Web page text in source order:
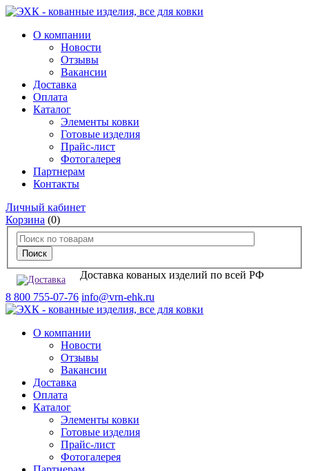
О компании
Новости
Отзывы
Вакансии
Доставка
Оплата
Каталог
Элементы ковки
Готовые изделия
Прайс-лист
Фотогалерея
Партнерам
Контакты
Личный кабинет
Корзина (0)
Доставка кованых изделий по всей РФ
8 800 755-07-76 info@vrn-ehk.ru
О компании
Новости
Отзывы
Вакансии
Доставка
Оплата
Каталог
Элементы ковки
Готовые изделия
Прайс-лист
Фотогалерея